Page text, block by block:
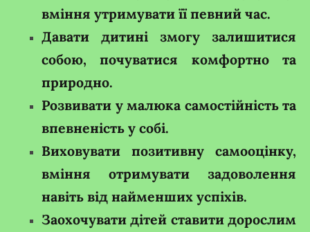
вміння утримувати її певний час.
Давати дитині змогу залишитися
собою, почуватися комфортно та
природно.
Розвивати у малюка самостійність та
впевненість у собі.
Виховувати позитивну самооцінку,
вміння отримувати задоволення
навіть від найменших успіхів.
Заохочувати дітей ставити дорослим